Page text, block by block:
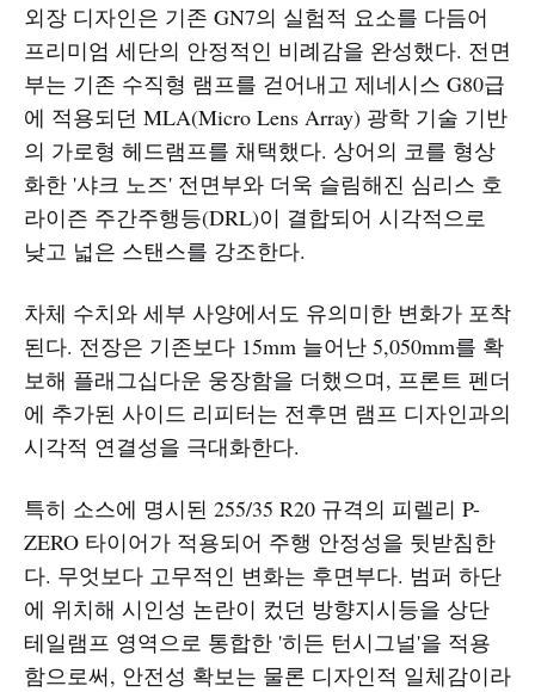
외장 디자인은 기존 GN7의 실험적 요소를 다듬어
프리미엄 세단의 안정적인 비례감을 완성했다. 전면
부는 기존 수직형 램프를 걷어내고 제네시스 G80급
에 적용되던 MLA(Micro Lens Array) 광학 기술 기반
의 가로형 헤드램프를 채택했다. 상어의 코를 형상
화한 '샤크 노즈' 전면부와 더욱 슬림해진 심리스 호
라이즌 주간주행등(DRL)이 결합되어 시각적으로
낮고 넓은 스탠스를 강조한다.
차체 수치와 세부 사양에서도 유의미한 변화가 포착
된다. 전장은 기존보다 15mm 늘어난 5,050mm를 확
보해 플래그십다운 웅장함을 더했으며, 프론트 펜더
에 추가된 사이드 리피터는 전후면 램프 디자인과의
시각적 연결성을 극대화한다.
특히 소스에 명시된 255/35 R20 규격의 피렐리 P-
ZERO 타이어가 적용되어 주행 안정성을 뒷받침한
다. 무엇보다 고무적인 변화는 후면부다. 범퍼 하단
에 위치해 시인성 논란이 컸던 방향지시등을 상단
테일램프 영역으로 통합한 '히든 턴시그널'을 적용
함으로써, 안전성 확보는 물론 디자인적 일체감이라